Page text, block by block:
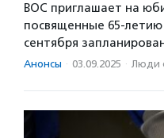
ВОС приглашает на
посвященные 65-
сентября
Анонсы · 03.09.2025 · Люди